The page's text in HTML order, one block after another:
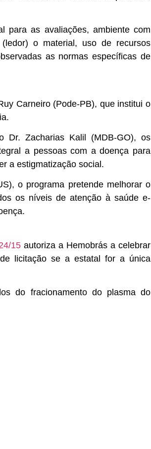
para as avaliações, ambiente com
o material, uso de recursos
as normas específicas de
Carneiro (Pode-PB), que institui o
Dr. Zacharias Kalil (MDB-GO), os
a pessoas com a doença para
a estigmatização social.
o programa pretende melhorar o
os níveis de atenção à saúde e-
15 autoriza a Hemobrás a celebrar
licitação se a estatal for a única
do fracionamento do plasma do